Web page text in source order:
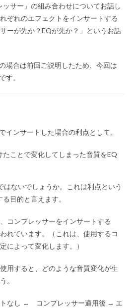
サー」の組み合わせについてお話し
ぞれのエフェクトをインサートする
ーが先か？EQが先か？」というお話
場合は前回ご説明したため、今回は
す。
インサートした場合の利点として、
たことで変化してしまった音質をEQ
はないでしょうか。これは利点という
目的と言えます。
コンプレッサーをインサートする
れています。（これは、使用するコ
によって変化します。）
用すると、どのような音質変化が生
。
トなし → コンプレッサー適用後 → エ